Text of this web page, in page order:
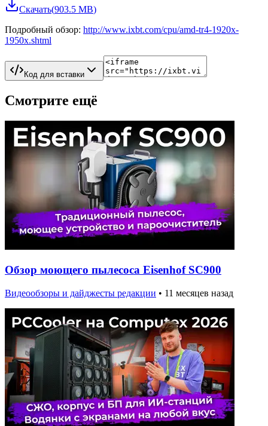
Скачать(903.5 MB)
Подробный обзор: http://www.ixbt.com/cpu/amd-tr4-1920x-
1950x.shtml
Код для вставки
Смотрите ещё
Обзор моющего пылесоса Eisenhof SC900
Видеообзоры и дайджесты редакции • 11 месяцев назад